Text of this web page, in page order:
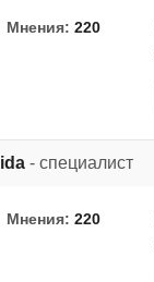
Мнения: 220
ida - специалист
Мнения: 220